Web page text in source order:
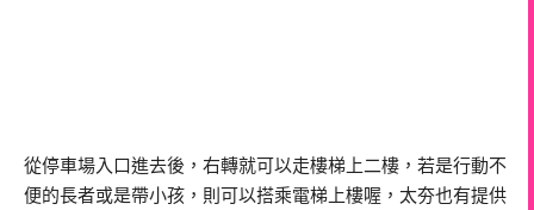
從停車場入口進去後，右轉就可以走樓梯上二樓，若是行動不
便的長者或是帶小孩，則可以搭乘電梯上樓喔，太夯也有提供